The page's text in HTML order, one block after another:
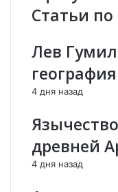
а
Г
о
р
е
в
Статьи
Лев
4 дня назад
древней
4 дня назад